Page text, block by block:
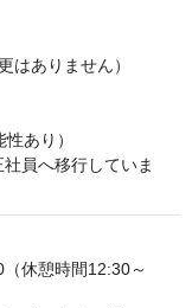
はありません）
あり）
員へ移行していま
休憩時間12:30～